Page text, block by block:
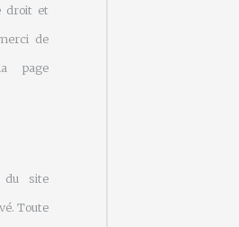
droit et
de
page
du site
Toute